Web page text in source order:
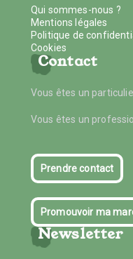
Qui sommes-nous ?
Mentions légales
Politique de
Cookies
Contact
Vous êtes un
Vous êtes un
Prendre contact
Promouvoir ma
Newsletter